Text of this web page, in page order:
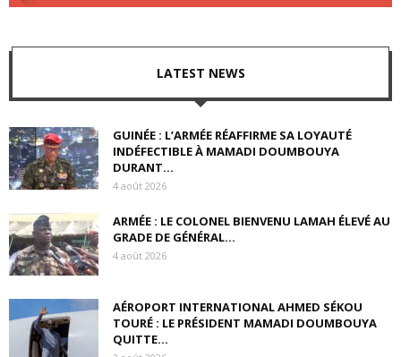
LATEST NEWS
GUINÉE : L’ARMÉE RÉAFFIRME SA LOYAUTÉ
INDÉFECTIBLE À MAMADI DOUMBOUYA
DURANT...
4 août 2026
ARMÉE : LE COLONEL BIENVENU LAMAH ÉLEVÉ AU
GRADE DE GÉNÉRAL...
4 août 2026
AÉROPORT INTERNATIONAL AHMED SÉKOU
TOURÉ : LE PRÉSIDENT MAMADI DOUMBOUYA
QUITTE...